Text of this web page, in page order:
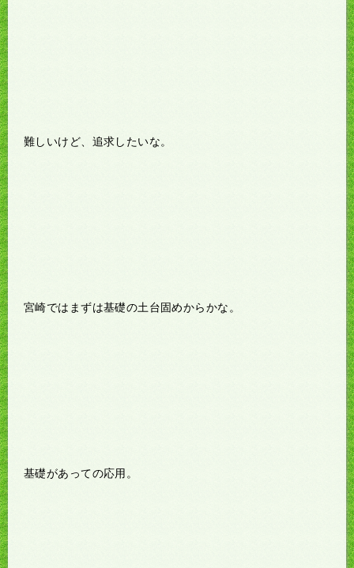
難しいけど、追求したいな。
宮崎ではまずは基礎の土台固めからかな。
基礎があっての応用。